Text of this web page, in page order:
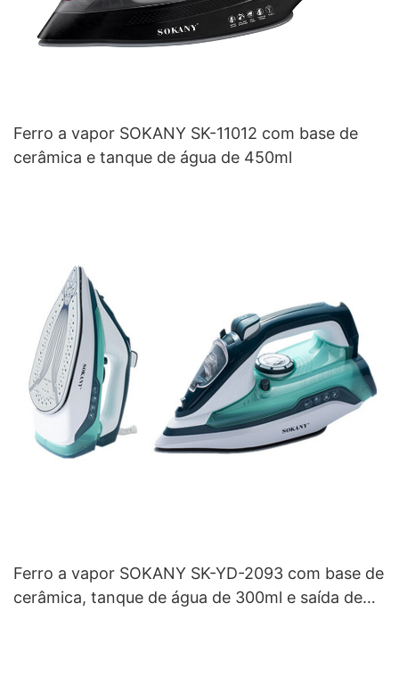
Ferro a vapor SOKANY SK-11012 com base de
cerâmica e tanque de água de 450ml
Ferro a vapor SOKANY SK-YD-2093 com base de
cerâmica, tanque de água de 300ml e saída de